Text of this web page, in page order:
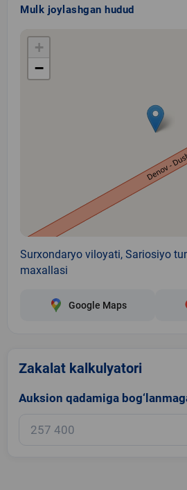
Mulk joylashgan hudud
+
−
Surxondaryo viloyati, Sariosiyo
maxallasi
Google Maps
Zakalat kalkulyatori
Auksion qadamiga